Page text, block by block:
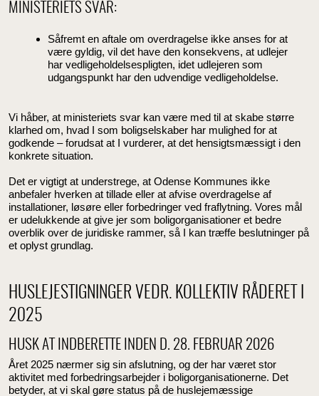
MINISTERIETS SVAR:
Såfremt en aftale om overdragelse ikke anses for at
være gyldig, vil det have den konsekvens, at udlejer
har vedligeholdelsespligten, idet udlejeren som
udgangspunkt har den udvendige vedligeholdelse.
Vi håber, at ministeriets svar kan være med til at skabe større
klarhed om, hvad I som boligselskaber har mulighed for at
godkende – forudsat at I vurderer, at det hensigtsmæssigt i den
konkrete situation.
Det er vigtigt at understrege, at Odense Kommunes ikke
anbefaler hverken at tillade eller at afvise overdragelse af
installationer, løsøre eller forbedringer ved fraflytning. Vores mål
er udelukkende at give jer som boligorganisationer et bedre
overblik over de juridiske rammer, så I kan træffe beslutninger på
et oplyst grundlag.
HUSLEJESTIGNINGER VEDR. KOLLEKTIV RÅDERET I
2025
HUSK AT INDBERETTE INDEN D. 28. FEBRUAR 2026
Året 2025 nærmer sig sin afslutning, og der har været stor
aktivitet med forbedringsarbejder i boligorganisationerne. Det
betyder, at vi skal gøre status på de huslejemæssige